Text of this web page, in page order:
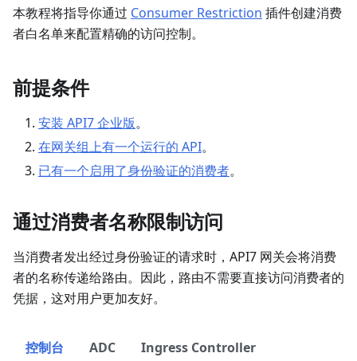
本教程将指导你通过 Consumer Restriction 插件创建消费
者白名单来配置精确的访问控制。
前提条件
安装 API7 企业版。
在网关组上有一个运行的 API。
已有一个启用了身份验证的消费者。
通过消费者名称限制访问
当消费者发出经过身份验证的请求时，API7 网关会将消费
者的名称传递给路由。因此，路由不需要直接访问消费者的
凭据，这对用户更加友好。
控制台 ADC Ingress Controller